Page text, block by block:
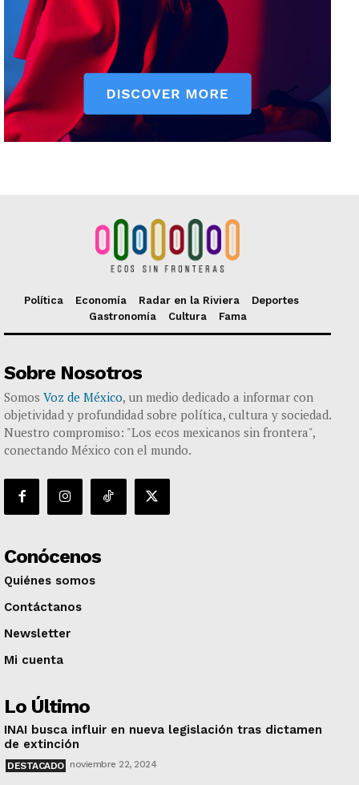
Política Economía Radar en la Riviera
Deportes
Gastronomía
Cultura Fama
Sobre Nosotros
Somos Voz de México, un medio dedicado a informar con
objetividad y profundidad sobre política, cultura y sociedad.
Nuestro compromiso: "Los ecos mexicanos sin frontera",
conectando México con el mundo.
Conócenos
Quiénes somos
Contáctanos
Newsletter
Mi cuenta
Lo Último
INAI busca influir en nueva legislación tras dictamen
de extinción
DESTACADO noviembre 22, 2024